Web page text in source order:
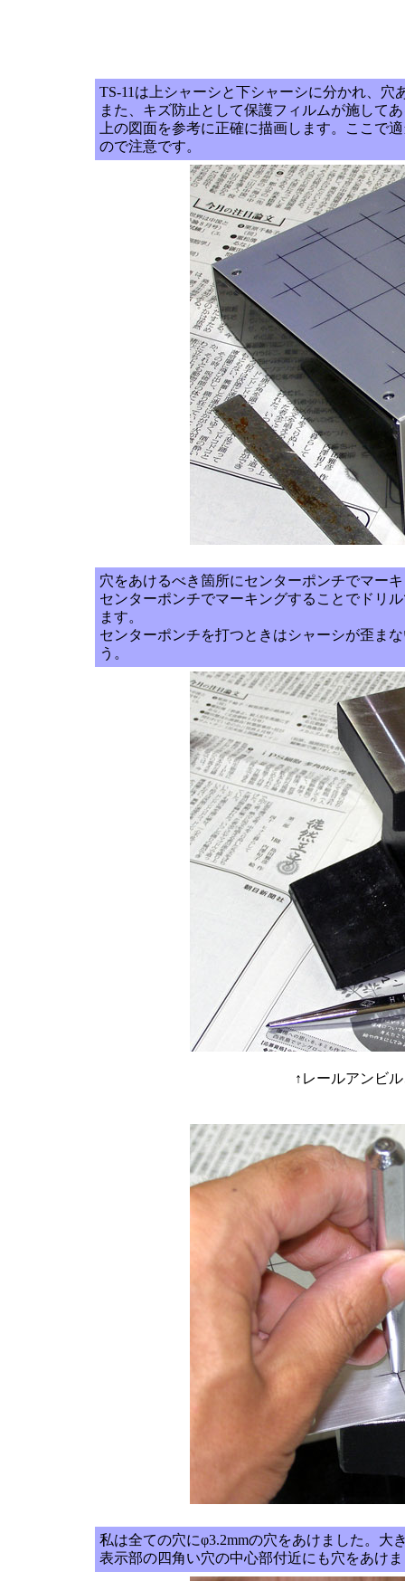
TS-11は上シャーシと下シャーシに分かれ、
また、キズ防止として保護フィルムが施して
上の図面を参考に正確に描画します。ここで
ので注意です。
穴をあけるべき箇所にセンターポンチでマー
センターポンチでマーキングすることでドリ
ます。
センターポンチを打つときはシャーシが歪ま
う。
↑レールアンビ
私は全ての穴にφ3.2mmの穴をあけました。大
表示部の四角い穴の中心部付近にも穴をあけ